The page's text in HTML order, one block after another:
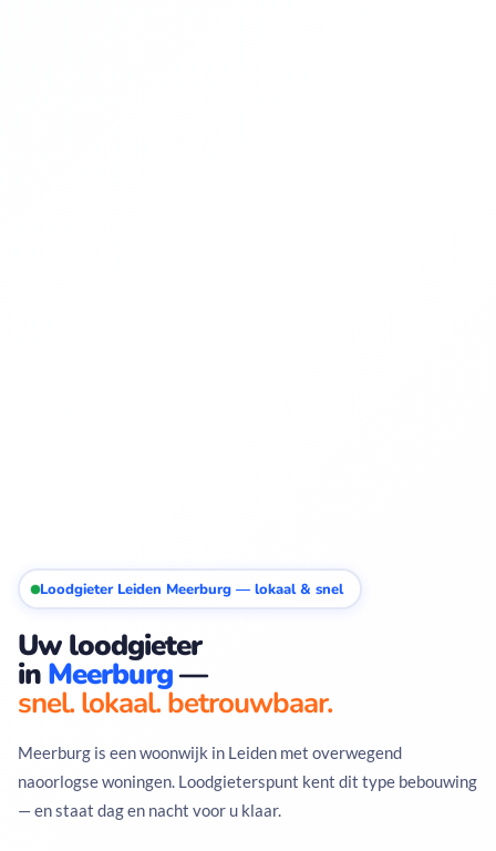
Loodgieter Leiden Meerburg — lokaal & snel
Uw loodgieter
in Meerburg—
snel. lokaal. betrouwbaar.
Meerburg is een woonwijk in Leiden met overwegend
naoorlogse woningen. Loodgieterspunt kent dit type bebouwing
— en staat dag en nacht voor u klaar.